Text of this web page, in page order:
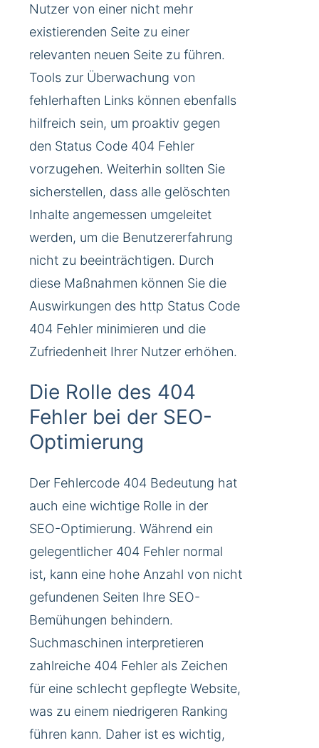
Nutzer von einer nicht mehr
existierenden Seite zu einer
relevanten neuen Seite zu führen.
Tools zur Überwachung von
fehlerhaften Links können ebenfalls
hilfreich sein, um proaktiv gegen
den Status Code 404 Fehler
vorzugehen. Weiterhin sollten Sie
sicherstellen, dass alle gelöschten
Inhalte angemessen umgeleitet
werden, um die Benutzererfahrung
nicht zu beeinträchtigen. Durch
diese Maßnahmen können Sie die
Auswirkungen des http Status Code
404 Fehler minimieren und die
Zufriedenheit Ihrer Nutzer erhöhen.
Die Rolle des 404
Fehler bei der SEO-
Optimierung
Der Fehlercode 404 Bedeutung hat
auch eine wichtige Rolle in der
SEO-Optimierung. Während ein
gelegentlicher 404 Fehler normal
ist, kann eine hohe Anzahl von nicht
gefundenen Seiten Ihre SEO-
Bemühungen behindern.
Suchmaschinen interpretieren
zahlreiche 404 Fehler als Zeichen
für eine schlecht gepflegte Website,
was zu einem niedrigeren Ranking
führen kann. Daher ist es wichtig,